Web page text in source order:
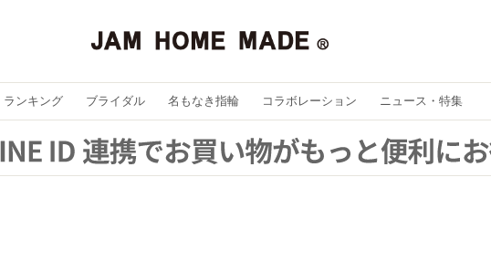
ランキング ブライダル 名もなき指輪 コラボレーション ニュース・特集